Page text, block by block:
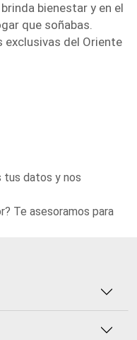
bienestar y en el
que soñabas.
exclusivas del Oriente
tus datos y nos
Te asesoramos para